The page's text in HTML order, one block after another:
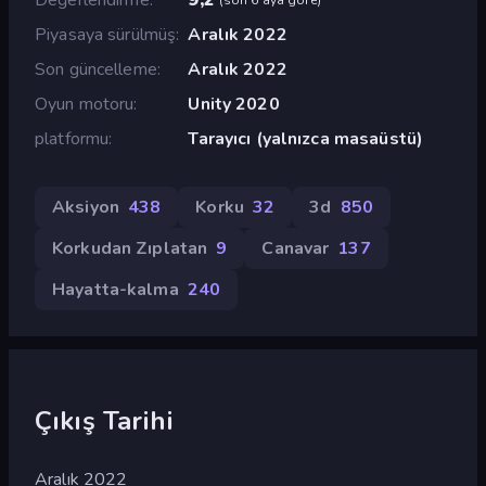
Piyasaya sürülmüş Aralık 2022
Son güncelleme
Aralık 2022
Oyun motoru
Unity 2020
platformu
Tarayıcı (yalnızca masaüstü)
Aksiyon 438 Korku 32 3d 850
Korkudan Zıplatan 9 Canavar 137
Hayatta-kalma 240
Çıkış Tarihi
Aralık 2022